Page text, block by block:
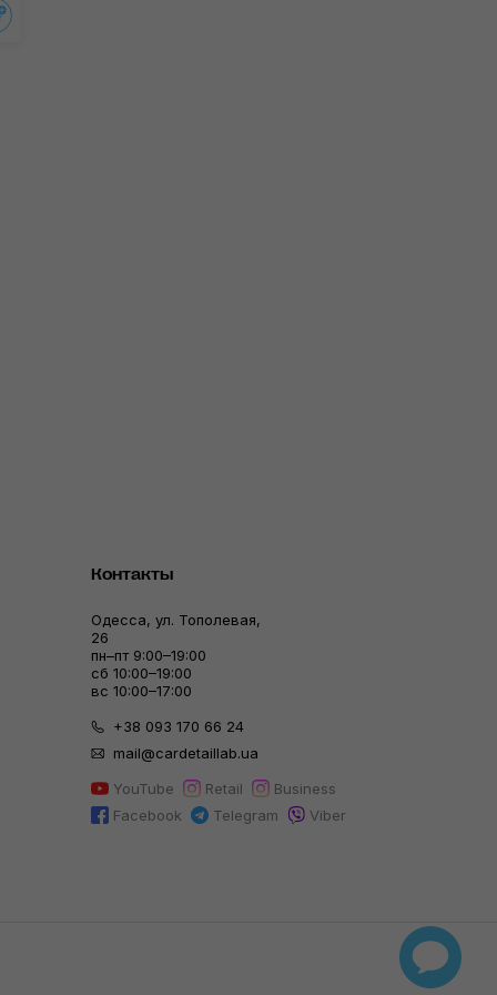
Контакты
Одесса, ул. Тополевая,
26
пн–пт 9:00–19:00
сб 10:00–19:00
вс 10:00–17:00
+38 093 170 66 24
mail@cardetaillab.ua
YouTube
Retail
Business
Facebook
Telegram Viber